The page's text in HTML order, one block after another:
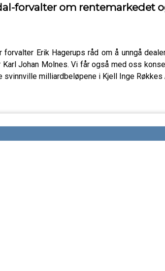
forvalter om rentemarkedet
Erik Hagerups råd om å unngå
Johan Molnes. Vi får også med oss
milliardbeløpene i Kjell Inge Røkkes